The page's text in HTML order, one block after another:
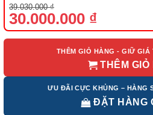
39.030.000₫
Giá
gốc
là:
39.030.000 ₫.
30.000.000 ₫
Giá
hiện
tại
là:
THÊM GIỎ HÀNG - GIỮ GIÁ
THÊM GIỎ
ƯU ĐÃI CỰC KHỦNG – HÀNG
ĐẶT HÀNG